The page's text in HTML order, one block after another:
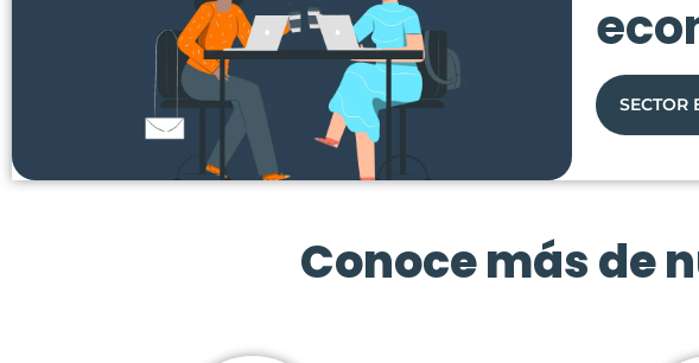
SECTOR
Conoce más de